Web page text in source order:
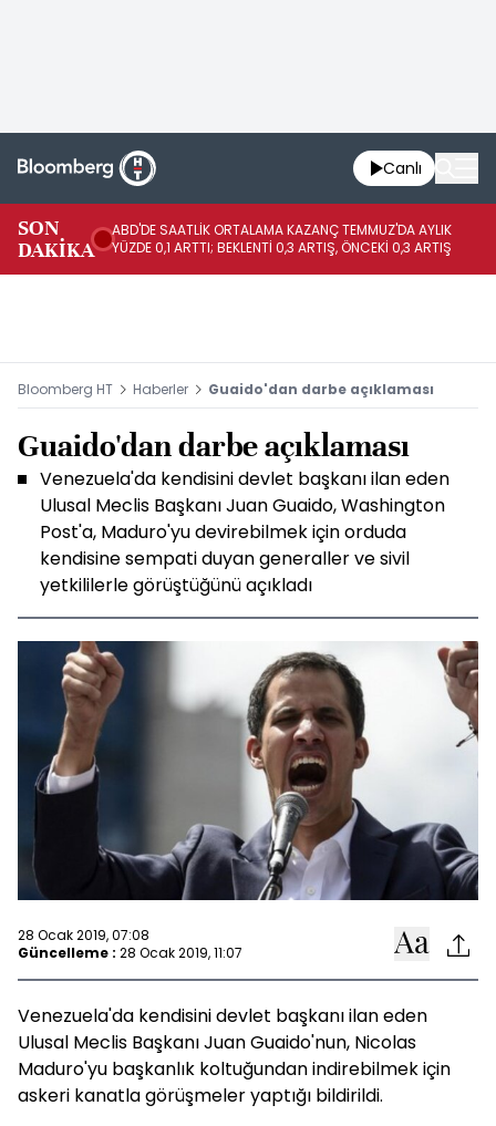
Canlı
SON
DAKİKA
ABD'DE SAATLİK ORTALAMA KAZANÇ TEMMUZ'DA AYLIK
YÜZDE 0,1 ARTTI; BEKLENTİ 0,3 ARTIŞ, ÖNCEKİ 0,3 ARTIŞ
Bloomberg HT Haberler Guaido'dan darbe açıklaması
Guaido'dan darbe açıklaması
Venezuela'da kendisini devlet başkanı ilan eden
Ulusal Meclis Başkanı Juan Guaido, Washington
Post'a, Maduro'yu devirebilmek için orduda
kendisine sempati duyan generaller ve sivil
yetkililerle görüştüğünü açıkladı
28 Ocak 2019, 07:08
Güncelleme : 28 Ocak 2019, 11:07
Venezuela'da kendisini devlet başkanı ilan eden
Ulusal Meclis Başkanı Juan Guaido'nun, Nicolas
Maduro'yu başkanlık koltuğundan indirebilmek için
askeri kanatla görüşmeler yaptığı bildirildi.